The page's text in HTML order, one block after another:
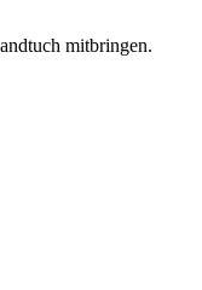
mitbringen.